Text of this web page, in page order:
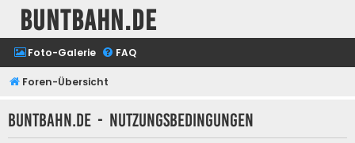
buntbahn.de
Foto-Galerie FAQ
Foren-Übersicht
buntbahn.de - Nutzungsbedingungen